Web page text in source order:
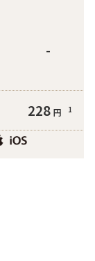
-
228 円 1